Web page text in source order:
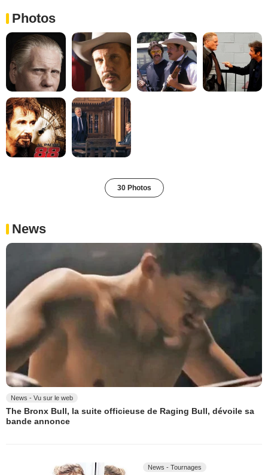
Photos
30 Photos
News
News - Vu sur le web
The Bronx Bull, la suite officieuse de Raging Bull, dévoile sa
bande annonce
News - Tournages